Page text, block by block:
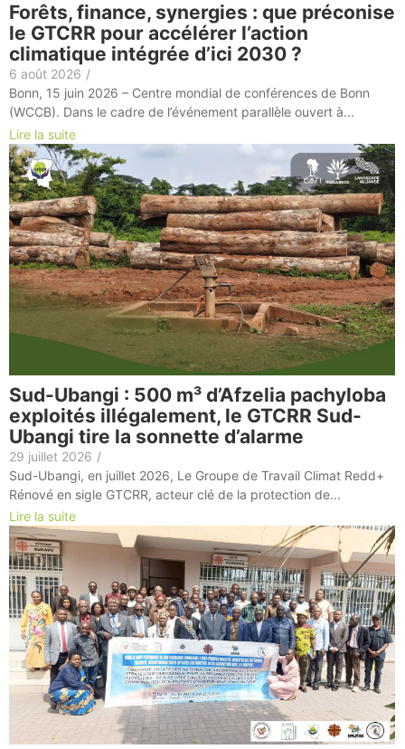
Forêts, finance, synergies : que préconise
le GTCRR pour accélérer l’action
climatique intégrée d’ici 2030 ?
6 août 2026 /
Bonn, 15 juin 2026 – Centre mondial de conférences de Bonn
(WCCB). Dans le cadre de l’événement parallèle ouvert à...
Lire la suite
Sud-Ubangi : 500 m³ d’Afzelia pachyloba
exploités illégalement, le GTCRR Sud-
Ubangi tire la sonnette d’alarme
29 juillet 2026 /
Sud-Ubangi, en juillet 2026, Le Groupe de Travail Climat Redd+
Rénové en sigle GTCRR, acteur clé de la protection de...
Lire la suite